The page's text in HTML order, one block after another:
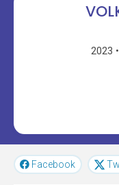
2023
Facebook